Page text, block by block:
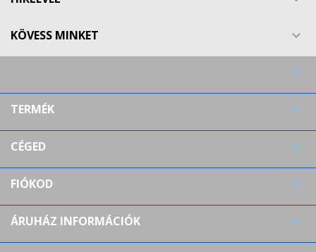
KÖVESS MINKET 

TERMÉK 
CÉGED 
FIÓKOD 
ÁRUHÁZ INFORMÁCIÓK 